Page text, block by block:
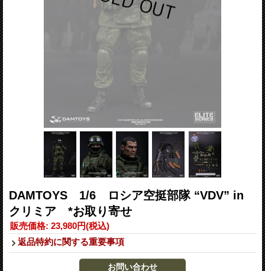
DAMTOYS 1/6 ロシア空挺部隊 “VDV” in
クリミア *お取り寄せ
販売価格: 23,980円(税込)
返品特約に関する重要事項